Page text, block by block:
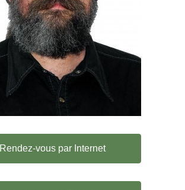
Rendez-vous par Internet